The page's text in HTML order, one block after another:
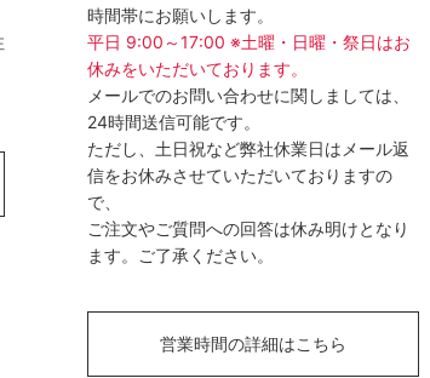
時間帯にお願いします。
平日 9:00～17:00 ※土曜・日曜・祭日はお
休みをいただいております。
メールでのお問い合わせに関しましては、
24時間送信可能です。
ただし、土日祝など弊社休業日はメール返
信をお休みさせていただいておりますの
で、
ご注文やご質問への回答は休み明けとなり
ます。ご了承ください。
営業時間の詳細はこちら